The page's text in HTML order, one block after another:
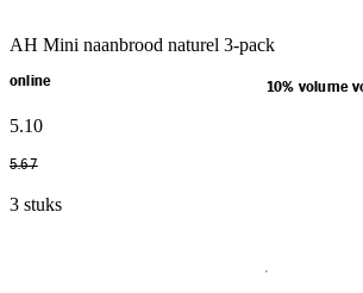
AH Mini naanbrood naturel 3-pack
online 10% volume
5.10
5.67
3 stuks